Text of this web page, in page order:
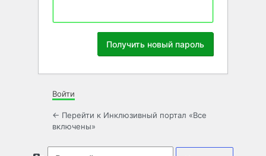
Войти
← Перейти к Инклюзивный портал «Все
включены»